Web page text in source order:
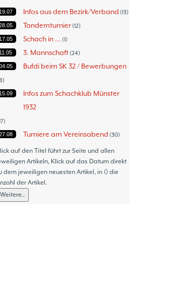
19.07 Infos aus dem Bezirk/Verband 13
Tandemturnier 12
17.05 Schach in ... 1
11.05 3. Mannschaft 24
Bufdi beim SK 32 / Bewerbungen
15.09
Infos zum Schachklub Münster
1932
Turniere am Vereinsabend 30
Turniere 47
Thommy´s Isolani 57
Schach - Wo wir aktiv sind! 18
Bezirksturniere
Frauenmannschaft
auf den Titel führt zur Seite und allen
Artikeln, Klick auf das Datum direkt
dem jeweiligen neuesten Artikel, in () die
der Artikel.
Weitere..